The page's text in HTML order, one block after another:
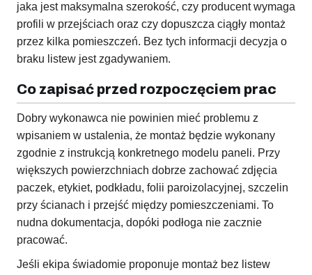
jaka jest maksymalna szerokość, czy producent wymaga
profili w przejściach oraz czy dopuszcza ciągły montaż
przez kilka pomieszczeń. Bez tych informacji decyzja o
braku listew jest zgadywaniem.
Co zapisać przed rozpoczęciem prac
Dobry wykonawca nie powinien mieć problemu z
wpisaniem w ustalenia, że montaż będzie wykonany
zgodnie z instrukcją konkretnego modelu paneli. Przy
większych powierzchniach dobrze zachować zdjęcia
paczek, etykiet, podkładu, folii paroizolacyjnej, szczelin
przy ścianach i przejść między pomieszczeniami. To
nudna dokumentacja, dopóki podłoga nie zacznie
pracować.
Jeśli ekipa świadomie proponuje montaż bez listew